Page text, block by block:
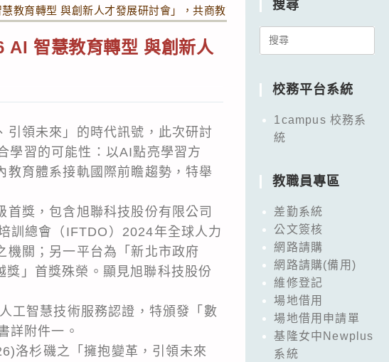
教育轉型 與創新人才發展研討會」，共商教育轉型與AI創新策略。
AI 智慧教育轉型 與創新人
領未來」的時代訊號，此次研討
學習的可能性：以AI點亮學習方
教育體系接軌國際前瞻趨勢，特舉
獎，包含旭聯科技股份有限公司
訓總會（IFTDO）2024年全球人力
機關；另一平台為「新北市政府
獎」首獎殊榮。顯見旭聯科技股份
工智慧技術服務認證，特頒發「數
詳附件一。
洛杉磯之「擁抱變革，引領未來
搜尋
Search
校務平台系統
1campus 校務系
統
教職員專區
差勤系統
公文簽核
網路請購
網路請購(備用)
維修登記
場地借用
場地借用申請單
基隆女中Newplus
系統